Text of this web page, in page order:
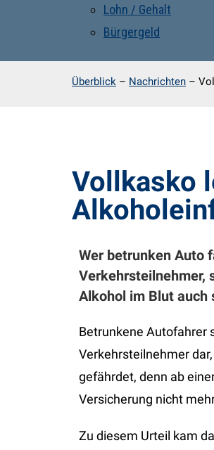
Lohn / Gehalt
Bürgergeld
Überblick – Nachrichten –
Vollkasko
Wer betrunken Auto
Verkehrsteilnehmer,
Alkohol im Blut auch
Betrunkene Autofahrer
Verkehrsteilnehmer
gefährdet, denn ab
Versicherung nicht
Zu diesem Urteil kam